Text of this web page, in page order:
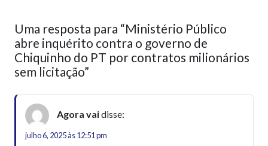
Uma resposta para “Ministério Público
abre inquérito contra o governo de
Chiquinho do PT por contratos milionários
sem licitação”
Agora vaidisse:
julho 6, 2025 às 12:51 pm